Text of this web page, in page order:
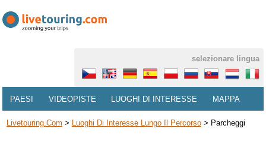
selezionare lingua
PAESI VIDEOPISTE LUOGHI DI INTERESSE MAPPA
Livetouring.com > Luoghi Di Interesse Lungo Il Percorso> Parcheggi